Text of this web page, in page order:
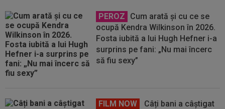
PEROZ
Cum arată și cu ce se
ocupă Kendra Wilkinson în 2026.
Fosta iubită a lui Hugh Hefner i-a
surprins pe fani: „Nu mai încerc
să fiu sexy”
FILM NOW
Câți bani a câștigat